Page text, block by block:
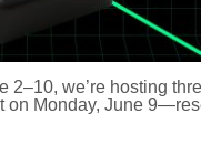
2–10, we’re hosting
on Monday, June